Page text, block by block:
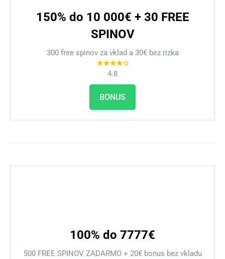
150% do 10 000€ + 30 FREE
SPINOV
300 free spinov za vklad a 30€ bez rizka
★★★★☆
4.8
BONUS
100% do 7777€
500 FREE SPINOV ZADARMO + 20€ bonus bez vkladu